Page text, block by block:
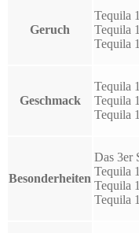
Geruch
Tequila
Tequila
Tequila
Geschmack
Tequila
Tequila
Tequila
Besonderheiten
Das 3er
Tequila
Tequila
Tequila